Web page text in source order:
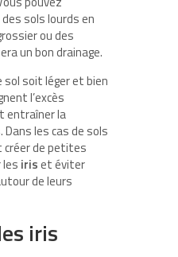
sols lourds en
ou des
un bon drainage.
soit léger et bien
l’excès
entraîner la
les cas de sols
créer de petites
iriset éviter
de leurs
iris